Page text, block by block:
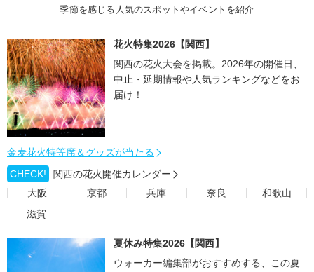
季節を感じる人気のスポットやイベントを紹介
花火特集2026【関西】
関西の花火大会を掲載。2026年の開催日、
中止・延期情報や人気ランキングなどをお
届け！
金麦花火特等席＆グッズが当たる
CHECK!
関西の花火開催カレンダー
大阪
京都 兵庫 奈良
和歌山
滋賀
夏休み特集2026【関西】
ウォーカー編集部がおすすめする、この夏